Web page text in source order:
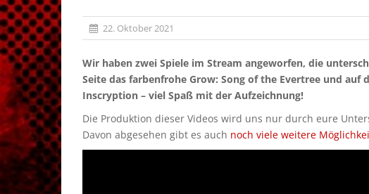
22. Oktober 2021
Wir haben zwei Spiele im Stream angeworfen, die
Seite das farbenfrohe Grow: Song of the Evertree und auf
Inscryption – viel Spaß mit der Aufzeichnung!
Die Produktion dieser Videos wird uns nur durch eure
Davon abgesehen gibt es auch noch viele weitere